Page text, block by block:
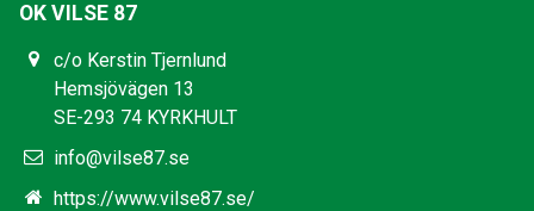
OK VILSE 87
c/o Kerstin Tjernlund
Hemsjövägen 13
SE-293 74 KYRKHULT
info@vilse87.se
https://www.vilse87.se/